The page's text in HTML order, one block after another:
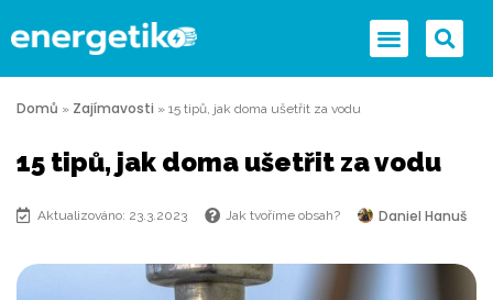
Domů » Zajímavosti » 15 tipů, jak doma ušetřit za vodu
15 tipů, jak doma ušetřit za vodu
Aktualizováno: 23.3.2023 Jak tvoříme obsah? Daniel Hanuš